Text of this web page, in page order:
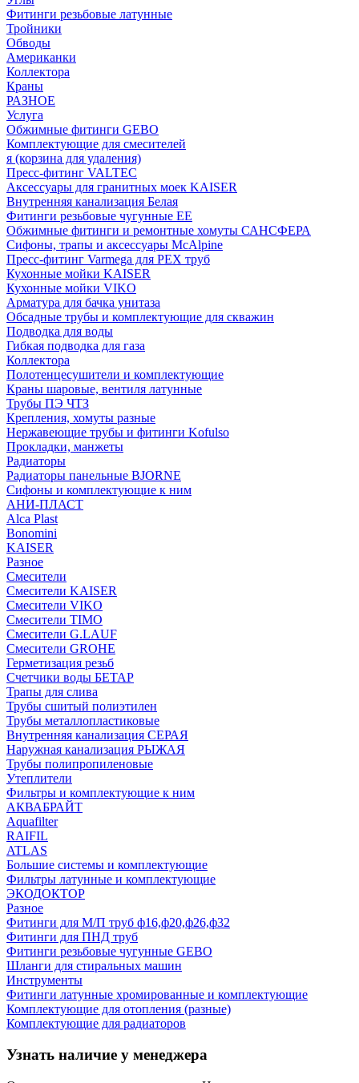
Фитинги резьбовые латунные
Тройники
Обводы
Американки
Коллектора
Краны
РАЗНОЕ
Услуга
Обжимные фитинги GEBO
Комплектующие для смесителей
я (корзина для удаления)
Пресс-фитинг VALTEC
Аксессуары для гранитных моек KAISER
Внутренняя канализация Белая
Фитинги резьбовые чугунные EE
Обжимные фитинги и ремонтные хомуты САНСФЕРА
Сифоны, трапы и аксессуары McAlpine
Пресс-фитинг Varmega для PEX труб
Кухонные мойки KAISER
Кухонные мойки VIKO
Арматура для бачка унитаза
Обсадные трубы и комплектующие для скважин
Подводка для воды
Гибкая подводка для газа
Коллектора
Полотенцесушители и комплектующие
Краны шаровые, вентиля латунные
Трубы ПЭ ЧТЗ
Крепления, хомуты разные
Нержавеющие трубы и фитинги Kofulso
Прокладки, манжеты
Радиаторы
Радиаторы панельные BJORNE
Сифоны и комплектующие к ним
АНИ-ПЛАСТ
Alca Plast
Bonomini
KAISER
Разное
Смесители
Смесители KAISER
Смесители VIKO
Смесители TIMO
Смесители G.LAUF
Смесители GROHE
Герметизация резьб
Счетчики воды БЕТАР
Трапы для слива
Трубы сшитый полиэтилен
Трубы металлопластиковые
Внутренняя канализация СЕРАЯ
Наружная канализация РЫЖАЯ
Трубы полипропиленовые
Утеплители
Фильтры и комплектующие к ним
АКВАБРАЙТ
Aquafilter
RAIFIL
ATLAS
Большие системы и комплектующие
Фильтры латунные и комплектующие
ЭКОДОКТОР
Разное
Фитинги для М/П труб ф16,ф20,ф26,ф32
Фитинги для ПНД труб
Фитинги резьбовые чугунные GEBO
Шланги для стиральных машин
Инструменты
Фитинги латунные хромированные и комплектующие
Комплектующие для отопления (разные)
Комплектующие для радиаторов
Узнать наличие у менеджера